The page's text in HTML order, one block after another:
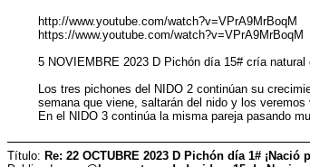
http://www.youtube.com/watch?v=VPrA9MrBoqM
https://www.youtube.com/watch?v=VPrA9MrBoqM
5 NOVIEMBRE 2023 D Pichón día 15# cría
Los tres pichones del NIDO 2 continúan su
semana que viene, saltarán del nido y los veremos
En el NIDO 3 continúa la misma pareja pasando
Título: Re: 22 OCTUBRE 2023 D Pichón día 1#